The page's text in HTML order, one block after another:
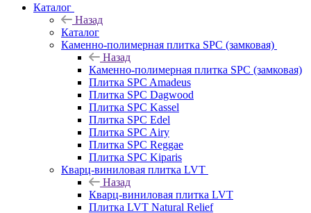
Каталог
Назад
Каталог
Каменно-полимерная плитка SPC (замковая)
Назад
Каменно-полимерная плитка SPC (замковая)
Плитка SPC Amadeus
Плитка SPC Dagwood
Плитка SPC Kassel
Плитка SPC Edel
Плитка SPC Airy
Плитка SPC Reggae
Плитка SPC Kiparis
Кварц-виниловая плитка LVT
Назад
Кварц-виниловая плитка LVT
Плитка LVT Natural Relief